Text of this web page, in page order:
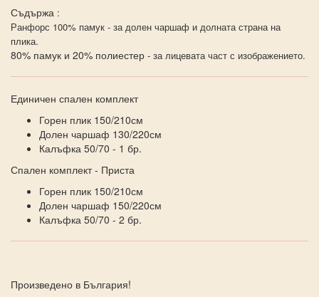
Съдържа :
Ранфорс 100% памук - за долен чаршаф и долната страна на
плика.
80% памук и 20% полиестер - за лицевата част с изображението.
Единичен спален комплект
Горен плик 150/210см
Долен чаршаф 130/220см
Калъфка 50/70 - 1 бр.
Спален комплект - Приста
Горен плик 150/210см
Долен чаршаф 150/220см
Калъфка 50/70 - 2 бр.
Произведено в България!